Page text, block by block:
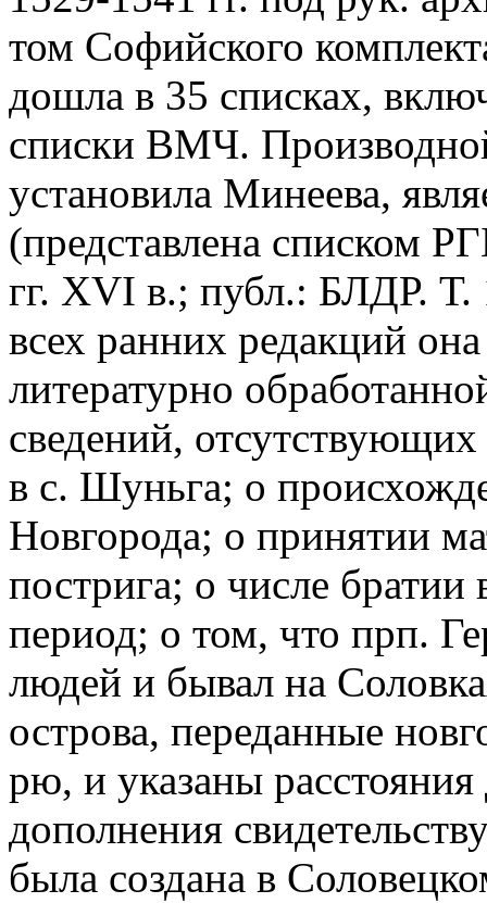
том Софийского
дошла в 35 списках,
списки ВМЧ.
установила Минеева,
(представлена списком
гг. XVI в.; публ.: БЛДР.
всех ранних редакций
литературно
сведений,
в с. Шуньга; о
Новгорода; о принятии
пострига; о числе
период; о том, что прп.
людей и бывал на
острова, переданные
рю, и указаны
дополнения
была создана в